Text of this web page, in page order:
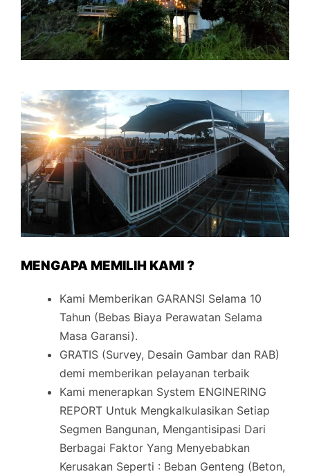
MENGAPA MEMILIH KAMI ?
Kami Memberikan GARANSI Selama 10
Tahun (Bebas Biaya Perawatan Selama
Masa Garansi).
GRATIS (Survey, Desain Gambar dan RAB)
demi memberikan pelayanan terbaik
Kami menerapkan System ENGINERING
REPORT Untuk Mengkalkulasikan Setiap
Segmen Bangunan, Mengantisipasi Dari
Berbagai Faktor Yang Menyebabkan
Kerusakan Seperti : Beban Genteng (Beton,